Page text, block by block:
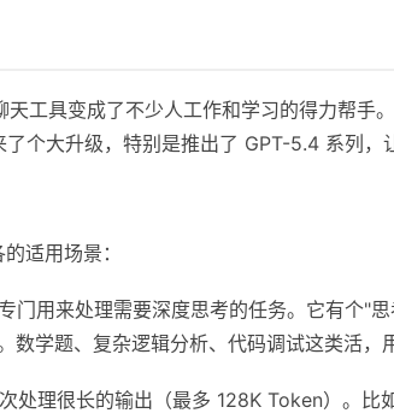
工具变成了不少人工作和学习的得力帮手
个大升级，特别是推出了 GPT-5.4 系列，
适用场景：
用来处理需要深度思考的任务。它有个"
学题、复杂逻辑分析、代码调试这类活，
理很长的输出（最多 128K Token）。比